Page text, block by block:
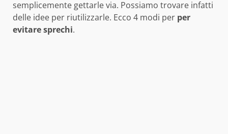
semplicemente gettarle via. Possiamo trovare infatti
delle idee per riutilizzarle. Ecco 4 modi per per
evitare sprechi.